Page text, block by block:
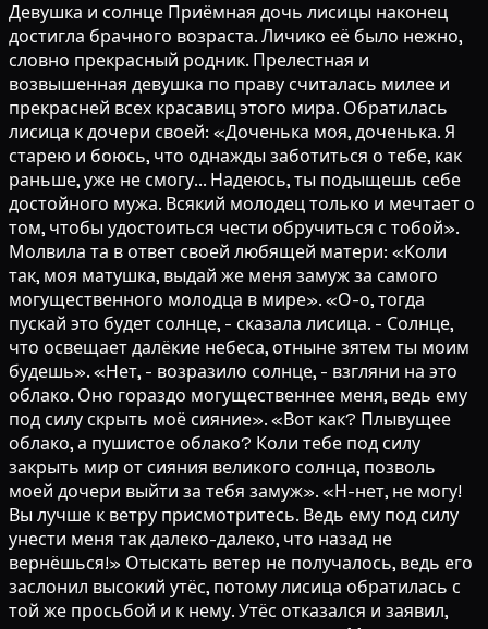
Девушка и солнце Приёмная дочь лисицы наконец
достигла брачного возраста. Личико её было нежно,
словно прекрасный родник. Прелестная и
возвышенная девушка по праву считалась милее и
прекрасней всех красавиц этого мира. Обратилась
лисица к дочери своей: «Доченька моя, доченька. Я
старею и боюсь, что однажды заботиться о тебе, как
раньше, уже не смогу... Надеюсь, ты подыщешь себе
достойного мужа. Всякий молодец только и мечтает о
том, чтобы удостоиться чести обручиться с тобой».
Молвила та в ответ своей любящей матери: «Коли
так, моя матушка, выдай же меня замуж за самого
могущественного молодца в мире». «О-о, тогда
пускай это будет солнце, - сказала лисица. - Солнце,
что освещает далёкие небеса, отныне зятем ты моим
будешь». «Нет, - возразило солнце, - взгляни на это
облако. Оно гораздо могущественнее меня, ведь ему
под силу скрыть моё сияние». «Вот как? Плывущее
облако, а пушистое облако? Коли тебе под силу
закрыть мир от сияния великого солнца, позволь
моей дочери выйти за тебя замуж». «Н-нет, не могу!
Вы лучше к ветру присмотритесь. Ведь ему под силу
унести меня так далеко-далеко, что назад не
вернёшься!» Отыскать ветер не получалось, ведь его
заслонил высокий утёс, потому лисица обратилась с
той же просьбой и к нему. Утёс отказался и заявил,